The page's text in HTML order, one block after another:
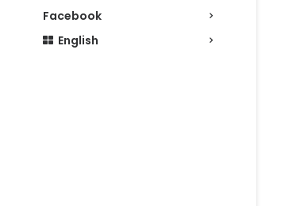
Facebook
English